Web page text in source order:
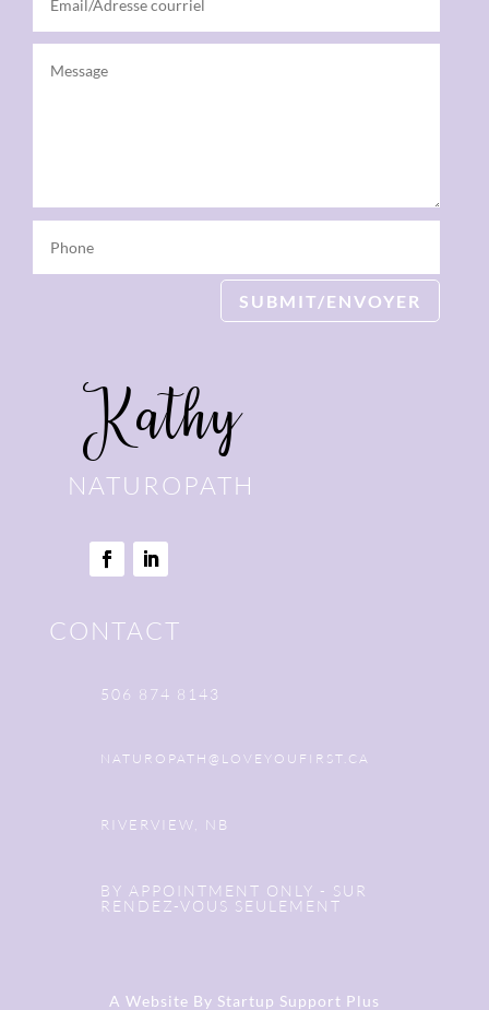
SUBMIT/ENVOYER
Kathy
NATUROPATH
CONTACT
506 874 8143
NATUROPATH@LOVEYOUFIRST.CA
RIVERVIEW, NB
BY APPOINTMENT ONLY - SUR
RENDEZ-VOUS SEULEMENT
A Website By Startup Support Plus